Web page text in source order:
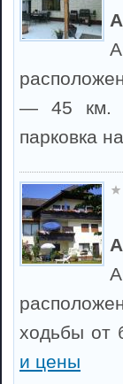
— 45 км. К
парковка
ходьбы от
и цены